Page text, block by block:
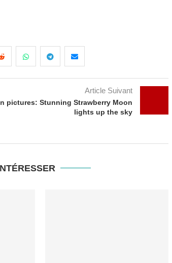
Article Suivant
pictures: Stunning Strawberry Moon
lights up the sky